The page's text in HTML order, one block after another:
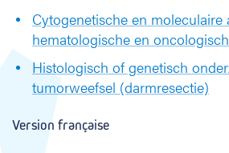
v
e
r
w
o
Cytogenetische en moleculaire
hematologische en
Histologisch of genetisch
tumorweefsel (darmresectie)
Version française